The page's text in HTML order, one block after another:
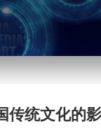
传统文化的